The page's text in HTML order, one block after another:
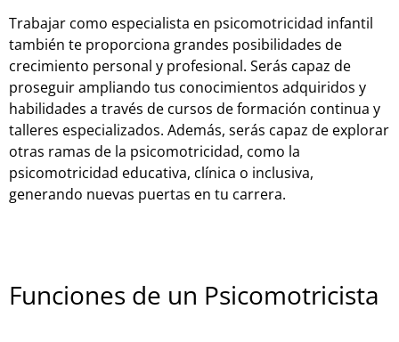
Trabajar como especialista en psicomotricidad infantil
también te proporciona grandes posibilidades de
crecimiento personal y profesional. Serás capaz de
proseguir ampliando tus conocimientos adquiridos y
habilidades a través de cursos de formación continua y
talleres especializados. Además, serás capaz de explorar
otras ramas de la psicomotricidad, como la
psicomotricidad educativa, clínica o inclusiva,
generando nuevas puertas en tu carrera.
Funciones de un Psicomotricista